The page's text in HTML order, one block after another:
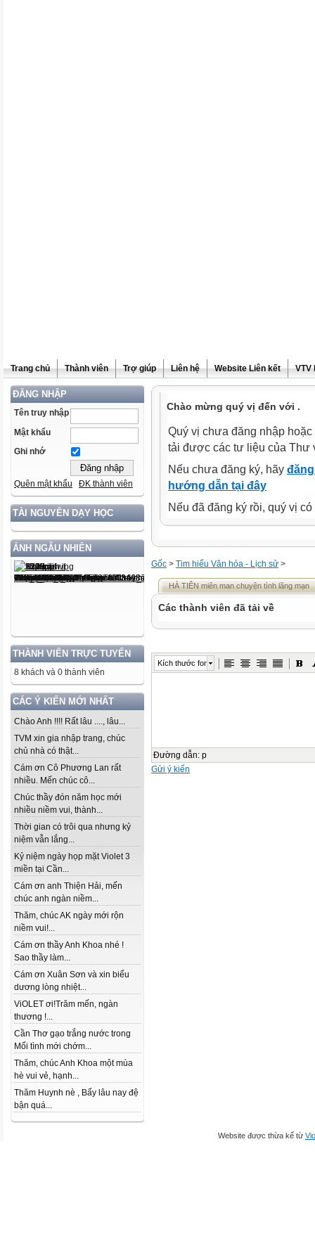
Trang chủ Thành viên Trợ giúp Liên hệ Website Liên kết VTV
ĐĂNG NHẬP
Tên truy nhập
Mật khẩu
Ghi nhớ
Quên mật khẩu ĐK thành viên
TÀI NGUYÊN DẠY HỌC
ẢNH NGẪU NHIÊN
THÀNH VIÊN TRỰC TUYẾN
8 khách và 0 thành viên
CÁC Ý KIẾN MỚI NHẤT
Chào Anh !!!! Rất lâu ...., lâu...
TVM xin gia nhập trang, chúc
chủ nhà có thật...
Cám ơn Cô Phương Lan rất
nhiều. Mến chúc cô...
Chúc thầy đón năm học mới
nhiều niềm vui, thành...
Thời gian có trôi qua nhưng kỷ
niệm vẫn lắng...
Kỷ niệm ngày họp mặt Violet 3
miền tại Cần...
Cám ơn anh Thiện Hải, mến
chúc anh ngàn niềm...
Thăm, chúc AK ngày mới rộn
niềm vui!...
Cám ơn thầy Anh Khoa nhé !
Sao thầy làm...
Cám ơn Xuân Sơn và xin biểu
dương lòng nhiệt...
ViOLET ơi!Trăm mến, ngàn
thương !...
Cần Thơ gạo trắng nước trong
Mối tình mới chớm...
Thăm, chúc Anh Khoa một mùa
hè vui vẻ, hạnh...
Thăm Huynh nè , Bấy lâu nay đệ
bận quá...
Chào mừng quý vị đến với .
Quý vị chưa đăng nhập
tải được các tư liệu của Thư
Nếu chưa đăng ký, hãy
hướng dẫn tại đây
Nếu đã đăng ký rồi, quý vị
Gốc > Tim hiểu Văn hóa - Lịch sử >
HÀ TIÊN miên man chuyện tình lãng mạn
Các thành viên đã tải về
Kích thước font
Đường dẫn: p
Gửi ý kiến
Website được thừa kế từ